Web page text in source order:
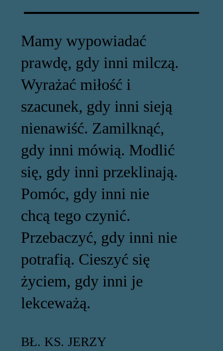
Mamy wypowiadać
prawdę, gdy inni milczą.
Wyrażać miłość i
szacunek, gdy inni sieją
nienawiść. Zamilknąć,
gdy inni mówią. Modlić
się, gdy inni przeklinają.
Pomóc, gdy inni nie
chcą tego czynić.
Przebaczyć, gdy inni nie
potrafią. Cieszyć się
życiem, gdy inni je
lekceważą.
BŁ. KS. JERZY